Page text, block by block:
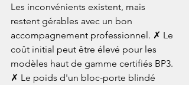
Les inconvénients existent, mais
restent gérables avec un bon
accompagnement professionnel. ✗ Le
coût initial peut être élevé pour les
modèles haut de gamme certifiés BP3.
✗ Le poids d'un bloc-porte blindé